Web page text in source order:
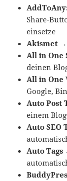
Share-
einsetze
Akismet
All in One
deinen
All in
Google,
Auto Post
einem
Auto SEO
Auto Tags